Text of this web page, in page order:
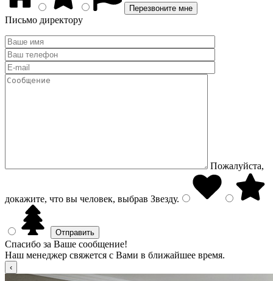
Письмо директору
Пожалуйста,
докажите, что вы человек, выбрав Звезду.
Спасибо за Ваше сообщение!
Наш менеджер свяжется с Вами в ближайшее время.